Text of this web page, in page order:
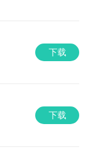
下载
下载